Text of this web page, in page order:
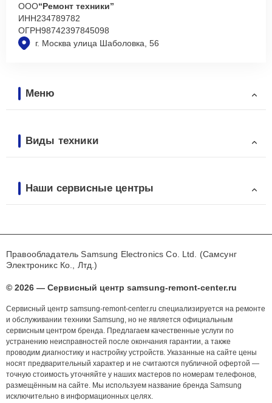
г. Москва улица Шаболовка, 56
ООО“Ремонт техники”
ИНН234789782
ОГРН98742397845098
Меню
Виды техники
Наши сервисные центры
Правообладатель Samsung Electronics Co. Ltd. (Самсунг
Электроникс Ко., Лтд.)
© 2026 — Сервисный центр samsung-remont-center.ru
Сервисный центр samsung-remont-center.ru специализируется на ремонте
и обслуживании техники Samsung, но не является официальным
сервисным центром бренда. Предлагаем качественные услуги по
устранению неисправностей после окончания гарантии, а также
проводим диагностику и настройку устройств. Указанные на сайте цены
носят предварительный характер и не считаются публичной офертой —
точную стоимость уточняйте у наших мастеров по номерам телефонов,
размещённым на сайте. Мы используем название бренда Samsung
исключительно в информационных целях.